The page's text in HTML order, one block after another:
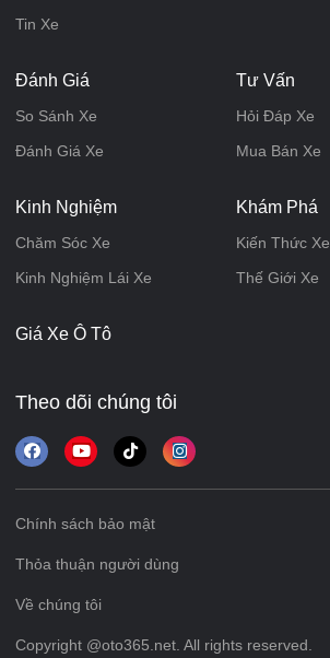
Tin Xe
Đánh Giá
So Sánh Xe
Đánh Giá Xe
Tư Vấn
Hỏi Đáp Xe
Mua Bán Xe
Kinh Nghiệm
Chăm Sóc Xe
Kinh Nghiệm Lái Xe
Khám Phá
Kiến Thức Xe
Thế Giới Xe
Giá Xe Ô Tô
Theo dõi chúng tôi
Chính sách bảo mật
Thỏa thuận người dùng
Về chúng tôi
Copyright @oto365.net. All rights reserved.